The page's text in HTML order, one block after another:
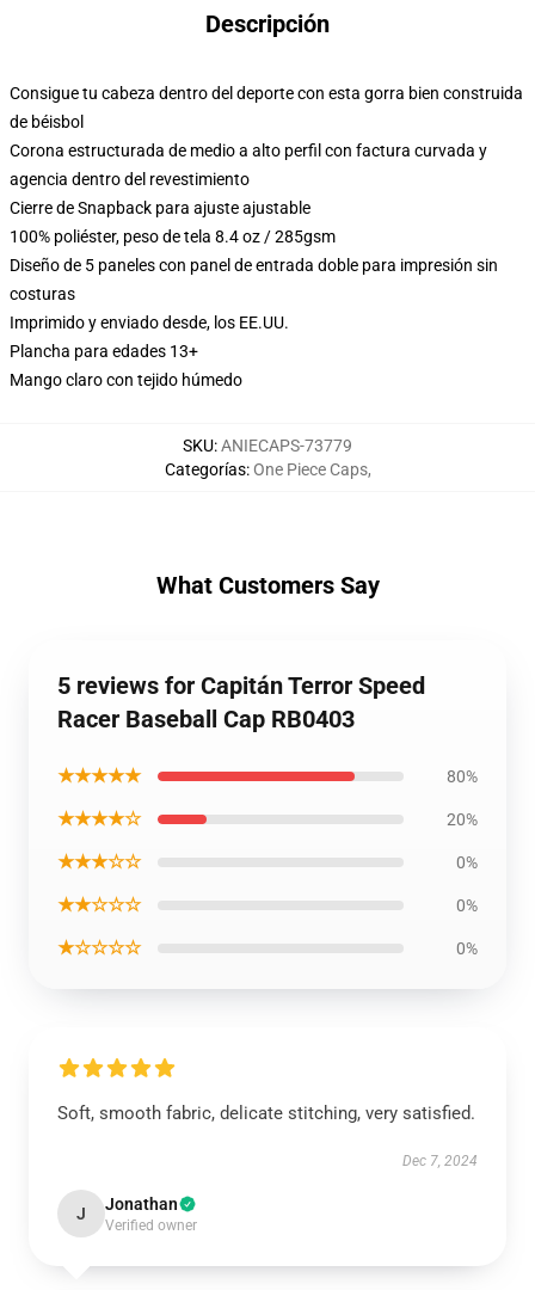
Descripción
Consigue tu cabeza dentro del deporte con esta gorra bien construida
de béisbol
Corona estructurada de medio a alto perfil con factura curvada y
agencia dentro del revestimiento
Cierre de Snapback para ajuste ajustable
100% poliéster, peso de tela 8.4 oz / 285gsm
Diseño de 5 paneles con panel de entrada doble para impresión sin
costuras
Imprimido y enviado desde, los EE.UU.
Plancha para edades 13+
Mango claro con tejido húmedo
SKU:ANIECAPS-73779
Categorías:One Piece Caps,
What Customers Say
5 reviews for Capitán Terror Speed
Racer Baseball Cap RB0403
★★★★★ 80%
★★★★☆ 20%
★★★☆☆ 0%
★★☆☆☆ 0%
★☆☆☆☆ 0%
Soft, smooth fabric, delicate stitching, very satisfied.
Dec 7, 2024
J Jonathan
Verified owner